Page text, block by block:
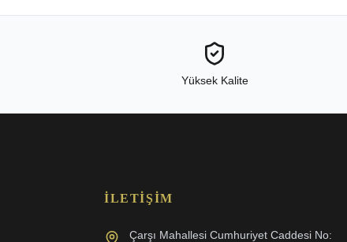
Yüksek Kalite
İLETIŞIM
Çarşı Mahallesi Cumhuriyet Caddesi No: